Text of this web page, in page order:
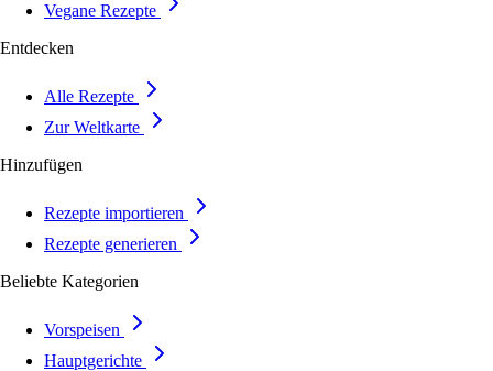
Vegane Rezepte
Entdecken
Alle Rezepte
Zur Weltkarte
Hinzufügen
Rezepte importieren
Rezepte generieren
Beliebte Kategorien
Vorspeisen
Hauptgerichte